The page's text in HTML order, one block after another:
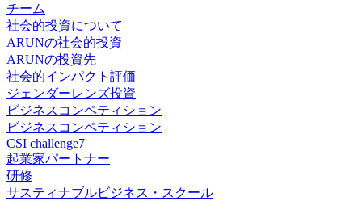
チーム
社会的投資について
ARUNの社会的投資
ARUNの投資先
社会的インパクト評価
ジェンダーレンズ投資
ビジネスコンペティション
ビジネスコンペティション
CSI challenge7
起業家パートナー
研修
サスティナブルビジネス・スクール